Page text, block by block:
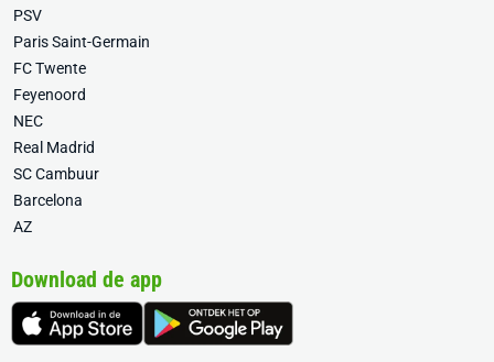
PSV
Paris Saint-Germain
FC Twente
Feyenoord
NEC
Real Madrid
SC Cambuur
Barcelona
AZ
Download de app